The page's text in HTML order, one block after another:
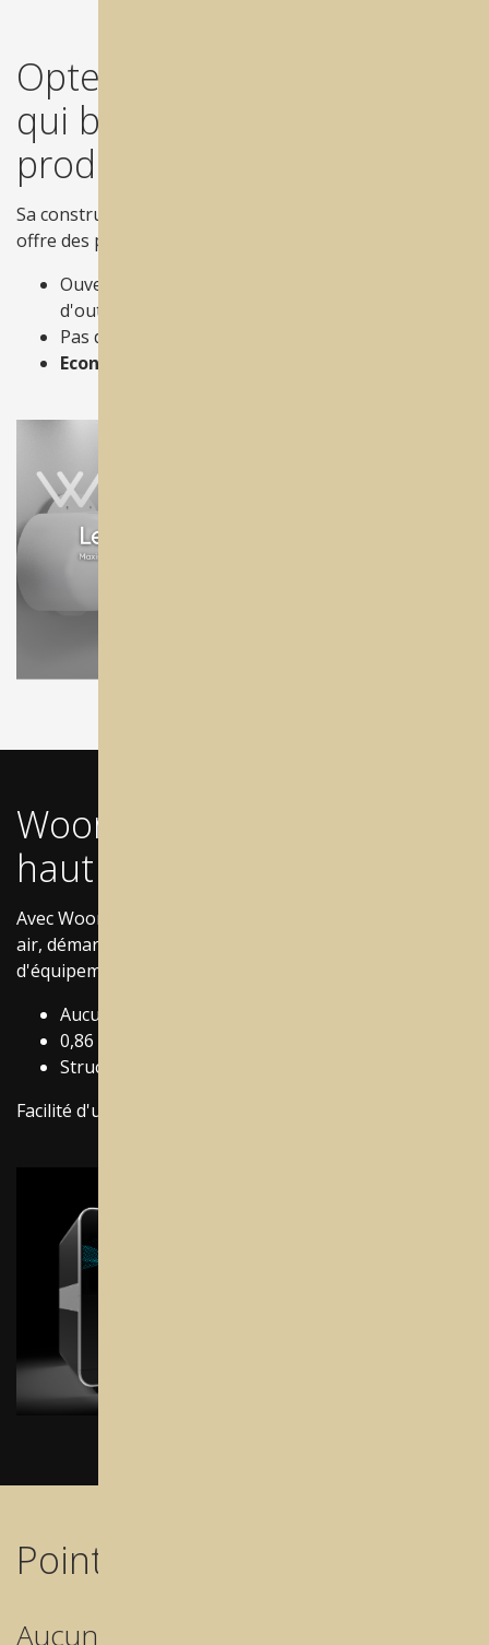
Optez pour une machine
qui boost votre
productivité !
Sa construction très robuste et sans compromis vous
offre des performances maximales.
Ouverture automatique de la porte du magasin
d'outil les protégeant des poussières
Pas d'équipement supplémentaire
Economies sur les coûts d'entretien
Woom - l'usinage à sec
haut de gamme
Avec Woom, éliminez complètement votre besoin en
air, démarrez la production sans avoir besoin
d'équipement supplémentaire!
Aucun compresseur n'est nécessaire
0,86 kW / 100 000 tr/min Broche
Structure monobloc moulée en fonte d'aluminium
Facilité d'utilisation et puissance à la fois.
Points forts de Woom
Aucun compresseur.